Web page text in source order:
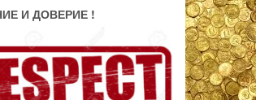
И ДОВЕРИЕ !